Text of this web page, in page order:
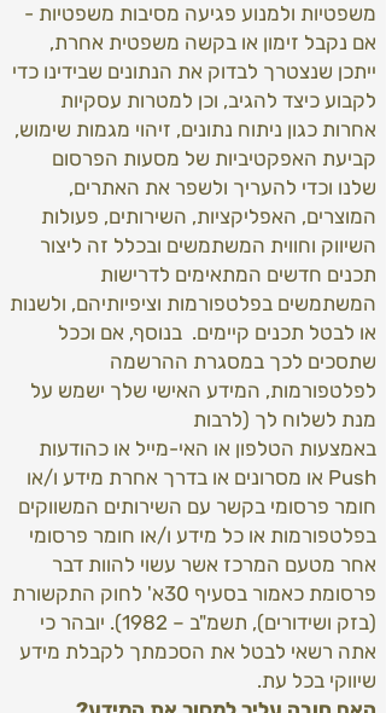
משפטיות ולמנוע פגיעה מסיבות משפטיות -
אם נקבל זימון או בקשה משפטית אחרת,
ייתכן שנצטרך לבדוק את הנתונים שבידינו כדי
לקבוע כיצד להגיב, וכן למטרות עסקיות
אחרות כגון ניתוח נתונים, זיהוי מגמות שימוש,
קביעת האפקטיביות של מסעות הפרסום
שלנו וכדי להעריך ולשפר את האתרים,
המוצרים, האפליקציות, השירותים, פעולות
השיווק וחווית המשתמשים ובכלל זה ליצור
תכנים חדשים המתאימים לדרישות
המשתמשים בפלטפורמות וציפיותיהם, ולשנות
או לבטל תכנים קיימים. בנוסף, אם וככל
שתסכים לכך במסגרת ההרשמה
לפלטפורמות, המידע האישי שלך ישמש על
מנת לשלוח לך (לרבות
באמצעות הטלפון או האי-מייל או כהודעות
Push או מסרונים או בדרך אחרת מידע ו/או
חומר פרסומי בקשר עם השירותים המשווקים
בפלטפורמות או כל מידע ו/או חומר פרסומי
אחר מטעם המרכז אשר עשוי להוות דבר
פרסומת כאמור בסעיף 30א' לחוק התקשורת
(בזק ושידורים), תשמ"ב – 1982). יובהר כי
אתה רשאי לבטל את הסכמתך לקבלת מידע
שיווקי בכל עת.